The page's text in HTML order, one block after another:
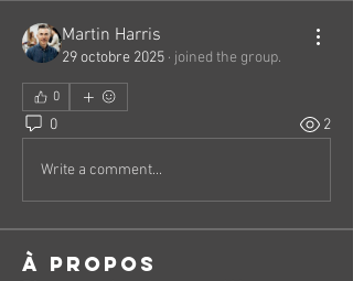
Martin Harris
29 octobre 2025 · joined the group.
0
0 2
Write a comment...
À propos